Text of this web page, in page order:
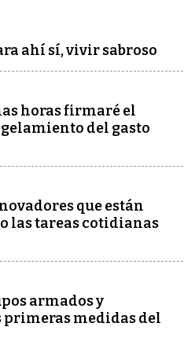
ahí sí, vivir sabroso
horas firmaré el
del gasto
que están
las tareas cotidianas
armados y
primeras medidas del